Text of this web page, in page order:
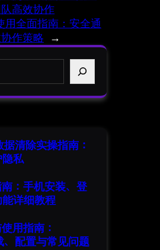
高效协作
用全面指南：安全通
作策略
→
清除实操指南：
隐私
：手机安装、登
详细教程
用指南：
、配置与常见问题